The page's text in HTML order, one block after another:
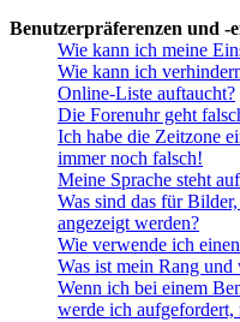
Benutzerpräferenzen und -
Wie kann ich meine
Wie kann ich
Online-Liste auftaucht?
Die Forenuhr geht
Ich habe die Zeitzone
immer noch falsch!
Meine Sprache steht
Was sind das für
angezeigt werden?
Wie verwende ich
Was ist mein Rang
Wenn ich bei einem
werde ich aufgefordert,